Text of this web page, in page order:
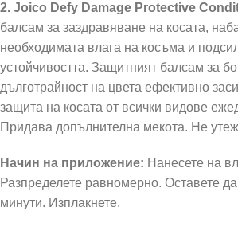
2. Joico Defy Damage Protective
балсам за заздравяване на косата,
необходимата влага на косъма и
устойчивостта. Защитният балсам за
дълготрайност на цвета ефективно
защита на косата от всички видове
Придава допълнителна мекота. Не
Начин на приложение: Нанесете на
Разпределете равномерно. Оставете
минути. Изплакнете.